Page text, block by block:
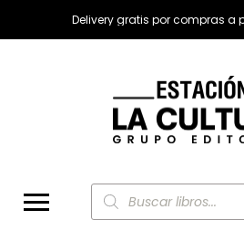
Delivery gratis por compras a
Búsqueda
de
productos